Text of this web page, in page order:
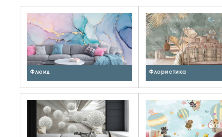
Флюид Флористика